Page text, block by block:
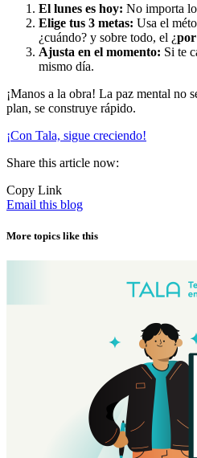
El lunes es hoy: No importa
Elige tus 3 metas: Usa el
¿cuándo? y sobre todo, el ¿por
Ajusta en el momento: Si te
mismo día.
¡Manos a la obra! La paz mental no
plan, se construye rápido.
¡Con Tala, sigue creciendo!
Share this article now:
Copy Link
Email this blog
More topics like this